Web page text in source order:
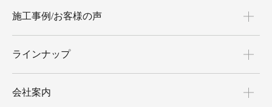
施工事例/お客様の声
ラインナップ
会社案内